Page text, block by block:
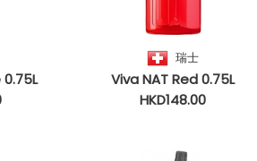
瑞士
Viva NAT Red 0.75L
HKD148.00